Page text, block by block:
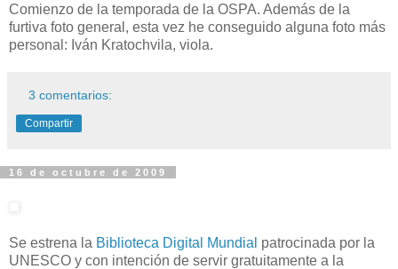
Comienzo de la temporada de la OSPA. Además de la
furtiva foto general, esta vez he conseguido alguna foto más
personal: Iván Kratochvila, viola.
3 comentarios:
Compartir
16 de octubre de 2009
Se estrena la Biblioteca Digital Mundial patrocinada por la
UNESCO y con intención de servir gratuitamente a la